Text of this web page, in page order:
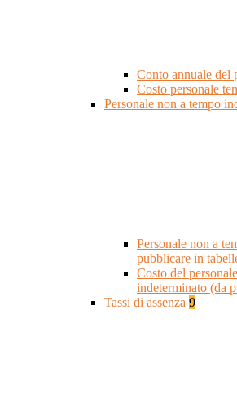
Conto annuale del
Costo personale
Personale non a tempo
Personale non a
pubblicare in
Costo del
indeterminato (da
Tassi di assenza 9